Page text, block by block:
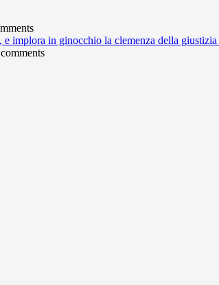
implora in ginocchio la clemenza della